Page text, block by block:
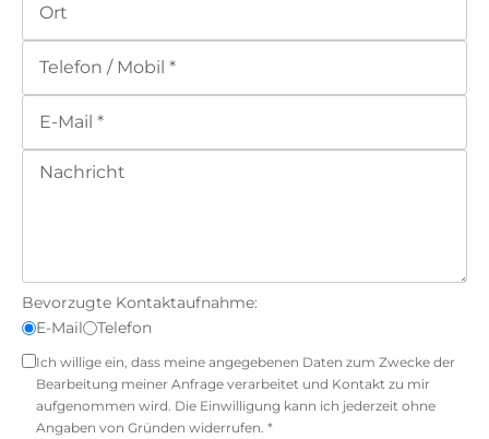
Bevorzugte Kontaktaufnahme:
E-Mail
Telefon
Ich willige ein, dass meine angegebenen Daten zum Zwecke der
Bearbeitung meiner Anfrage verarbeitet und Kontakt zu mir
aufgenommen wird. Die Einwilligung kann ich jederzeit ohne
Angaben von Gründen widerrufen. *